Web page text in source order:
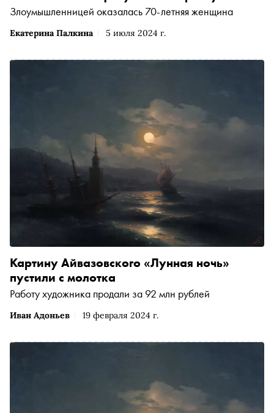
Екатерина Палкина 5 июля 2024 г.
Злоумышленницей оказалась 70-летняя женщина
Иван Адоньев 19 февраля 2024 г.
Картину Айвазовского «Лунная ночь»
пустили с молотка
Работу художника продали за 92 млн рублей